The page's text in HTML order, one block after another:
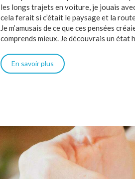
les longs trajets en voiture, je jouais
cela ferait si c’était le paysage et la
Je m’amusais de ce que ces pensées
comprends mieux. Je découvrais un état
En savoir plus